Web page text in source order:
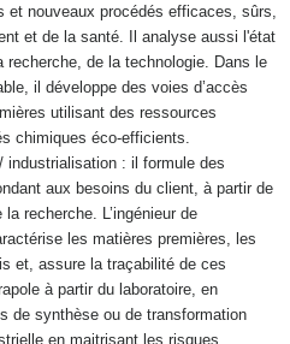
et nouveaux procédés efficaces, sûrs,
et de la santé. Il analyse aussi l'état
recherche, de la technologie. Dans le
il développe des voies d’accès
utilisant des ressources
chimiques éco-efficients.
industrialisation : il formule des
aux besoins du client, à partir de
recherche. L’ingénieur de
les matières premières, les
et, assure la traçabilité de ces
à partir du laboratoire, en
de synthèse ou de transformation
en maitrisant les risques